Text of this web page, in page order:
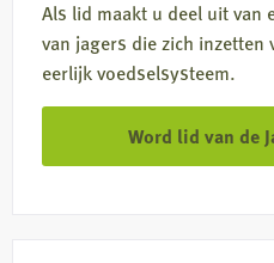
Als lid maakt u deel uit van
van jagers die zich
eerlijk voedselsysteem.
Word lid van de